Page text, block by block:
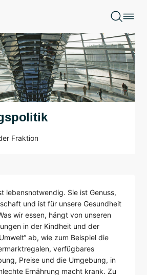
Fraktion
lebensnotwendig. Sie ist Genuss,
und ist für unsere Gesundheit
wir essen, hängt von unseren
in der Kindheit und der
ab, wie zum Beispiel die
verfügbares
Preise und die Umgebung, in
Ernährung macht krank. Zu